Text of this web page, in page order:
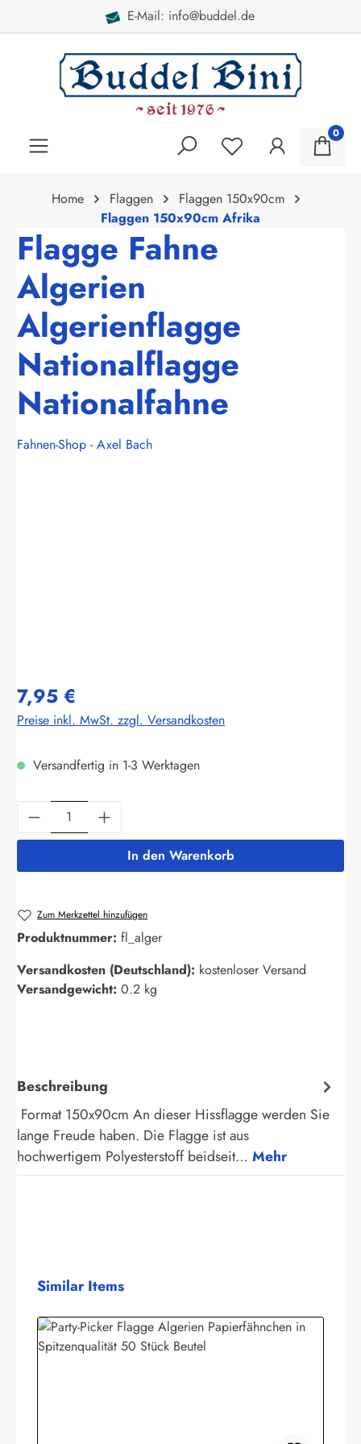
E-Mail: info@buddel.de
0
Home Flaggen
Flaggen 150x90cm
Flaggen 150x90cm Afrika
Flagge Fahne
Algerien
Algerienflagge
Nationalflagge
Nationalfahne
Fahnen-Shop - Axel Bach
7,95 €
Preise inkl. MwSt. zzgl. Versandkosten
Versandfertig in 1-3 Werktagen
Produkt Anzahl: Gib den gewünschten
In den Warenkorb
Zum Merkzettel hinzufügen
Produktnummer: fl_alger
Versandkosten (Deutschland): kostenloser Versand
Versandgewicht: 0.2 kg
Beschreibung
Format 150x90cm An dieser Hissflagge werden Sie
lange Freude haben. Die Flagge ist aus
hochwertigem Polyesterstoff beidseit… Mehr
Produktgalerie überspringen
Similar Items